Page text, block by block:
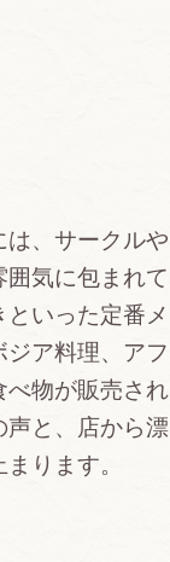
は、サークル
囲気に包まれ
といった定番
ジア料理、ア
べ物が販売さ
声と、店から
ります。